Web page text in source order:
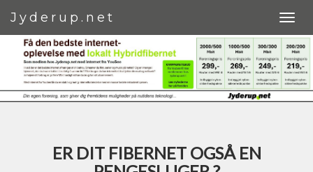
Jyderup.net
ER DIT FIBERNET OGSÅ EN